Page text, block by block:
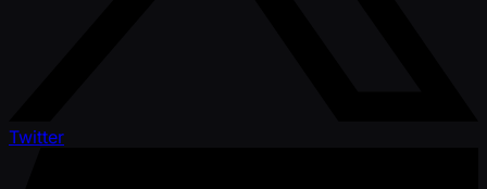
Twitter